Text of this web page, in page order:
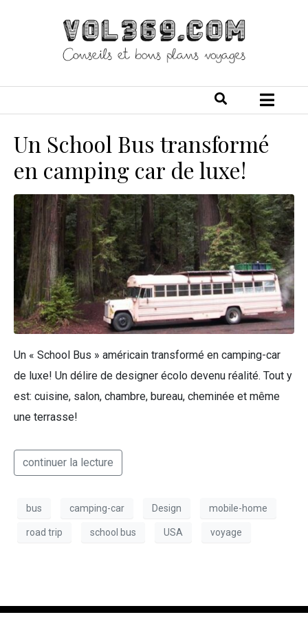
Un School Bus transformé
en camping car de luxe!
Un « School Bus » américain transformé en camping-car
de luxe! Un délire de designer écolo devenu réalité. Tout y
est: cuisine, salon, chambre, bureau, cheminée et même
une terrasse!
continuer la lecture
bus camping-car Design mobile-home
road trip school bus USA voyage